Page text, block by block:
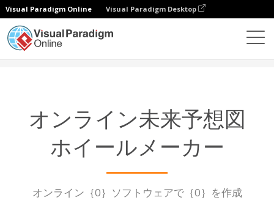
Visual Paradigm Online Visual Paradigm Desktop
オンライン未来予想図
ホイールメーカー
オンライン｛0｝ソフトウェアで｛0｝を作成